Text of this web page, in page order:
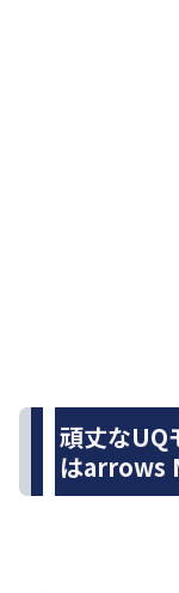
頑丈なUQ
はarrows